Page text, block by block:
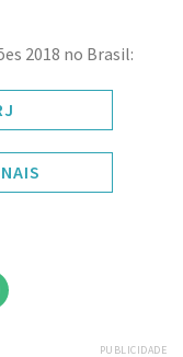
2018 no Brasil:
PUBLICIDADE